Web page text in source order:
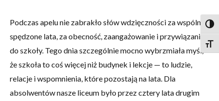
Podczas apelu nie zabrakło słów wdzięczności za wspólnie
spędzone lata, za obecność, zaangażowanie i przywiązanie
do szkoły. Tego dnia szczególnie mocno wybrzmiała myśl,
że szkoła to coś więcej niż budynek i lekcje — to ludzie,
relacje i wspomnienia, które pozostają na lata. Dla
absolwentów nasze liceum było przez cztery lata drugim